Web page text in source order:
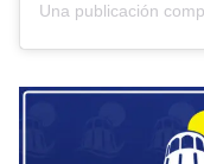
Una publicación